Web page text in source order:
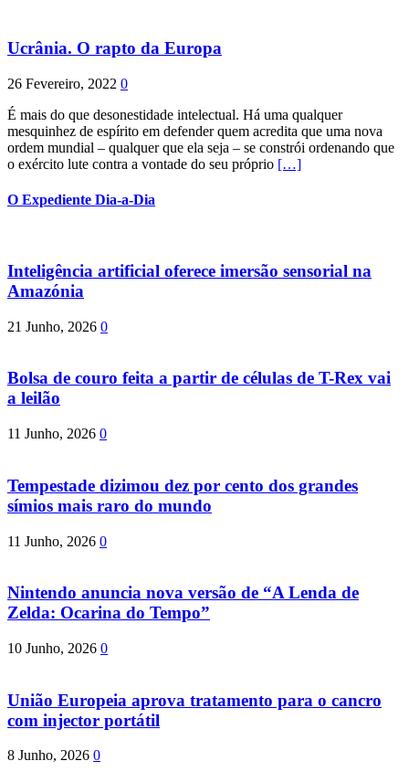
Ucrânia. O rapto da Europa
26 Fevereiro, 2022 0
É mais do que desonestidade intelectual. Há uma qualquer
mesquinhez de espírito em defender quem acredita que uma nova
ordem mundial – qualquer que ela seja – se constrói ordenando que
o exército lute contra a vontade do seu próprio […]
O Expediente Dia-a-Dia
Inteligência artificial oferece imersão sensorial na
Amazónia
21 Junho, 2026 0
Bolsa de couro feita a partir de células de T-Rex vai
a leilão
11 Junho, 2026 0
Tempestade dizimou dez por cento dos grandes
símios mais raro do mundo
11 Junho, 2026 0
Nintendo anuncia nova versão de “A Lenda de
Zelda: Ocarina do Tempo”
10 Junho, 2026 0
União Europeia aprova tratamento para o cancro
com injector portátil
8 Junho, 2026 0